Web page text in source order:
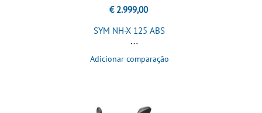
€ 2.999,00
SYM NH-X 125 ABS
Adicionar comparação